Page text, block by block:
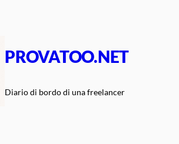
PROVATOO.NET
Diario di bordo di una freelancer